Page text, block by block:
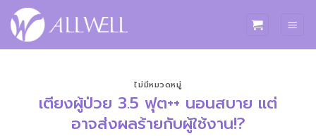
ข้าม
ไป
ไม่มีหมวดหมู่
เตียงผู้ป่วย 3.5 ฟุต++ นอนสบาย แต่
อาจส่งผลร้ายกับผู้ใช้งาน!?